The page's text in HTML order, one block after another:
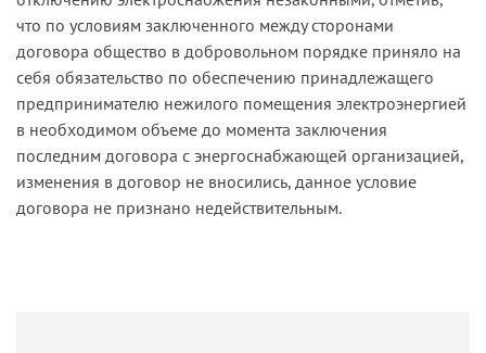
что по условиям заключенного между сторонами
договора общество в добровольном порядке приняло на
себя обязательство по обеспечению принадлежащего
предпринимателю нежилого помещения электроэнергией
в необходимом объеме до момента заключения
последним договора с энергоснабжающей организацией,
изменения в договор не вносились, данное условие
договора не признано недействительным.